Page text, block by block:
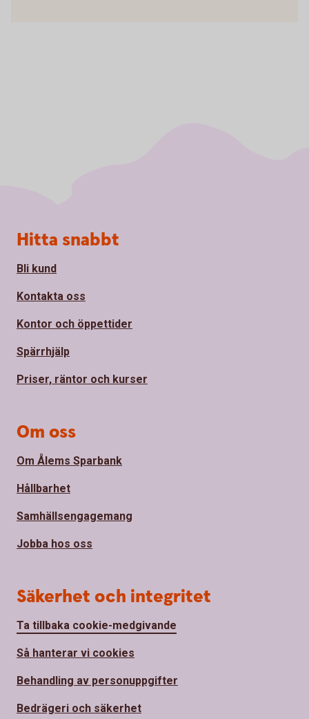
Sidfot
Hitta snabbt
Bli kund
Kontakta oss
Kontor och öppettider
Spärrhjälp
Priser, räntor och kurser
Om oss
Om Ålems Sparbank
Hållbarhet
Samhällsengagemang
Jobba hos oss
Säkerhet och integritet
Ta tillbaka cookie-medgivande
Så hanterar vi cookies
Behandling av personuppgifter
Bedrägeri och säkerhet